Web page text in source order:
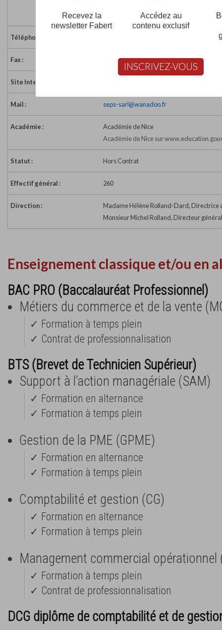
Téléphone :
Fax : 04 93 13 88 40
Site Internet :
Mail : seps-sarl@wanadoo.fr
Académie :
Académie de Nice
Académie de Nice sur
Statut : Hors Contrat
Effectif général : 260
Direction :
Madame Hélène Rolland-Dard, Directrice
Monsieur Michel Rolland, Directeur général
Enseignement classique et/ou en
BAC PRO (Baccalauréat Professionnel)
Métiers du commerce et de la vente
✓ Formation à temps plein
✓ Contrat de professionnalisation
BTS (Brevet de Technicien Supérieur)
Support à l’action managériale (SAM)
✓ Formation en alternance
✓ Formation à temps plein
Gestion de la PME (GPME)
✓ Formation en alternance
✓ Formation à temps plein
Comptabilité et gestion (CG)
✓ Formation en alternance
✓ Formation à temps plein
Management commercial opérationnel
✓ Formation à temps plein
✓ Contrat de professionnalisation
DCG diplôme de comptabilité et de
Recevez la
newsletter Fabert
Accédez au
contenu exclusif
INSCRIVEZ-VOUS